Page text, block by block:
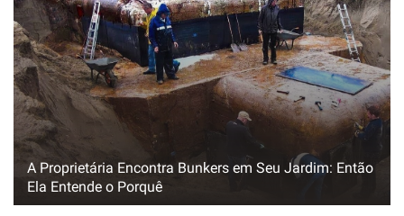
A Proprietária Encontra Bunkers em Seu Jardim: Então
Ela Entende o Porquê